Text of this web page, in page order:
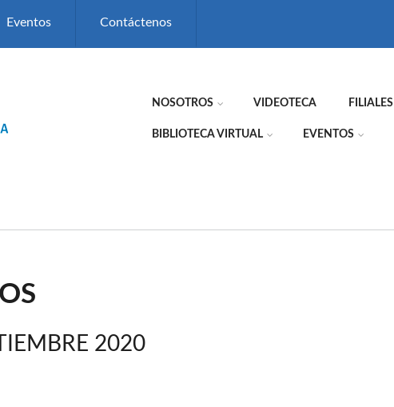
Eventos Contáctenos
NOSOTROS VIDEOTECA FILIALES
BIBLIOTECA VIRTUAL EVENTOS
2020